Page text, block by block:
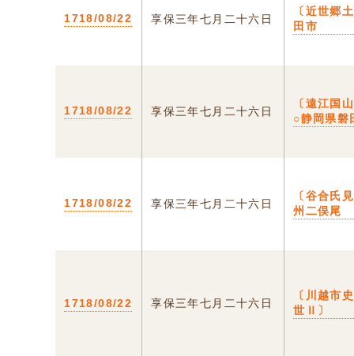
1718/08/22 享保三年七月二十六日
〔近世郷
田市
1718/08/22 享保三年七月二十六日
〔遠江国
○静岡県磐
1718/08/22 享保三年七月二十六日
〔谷合氏
州二俣尾
1718/08/22 享保三年七月二十六日
〔川越市
世Ⅱ〕